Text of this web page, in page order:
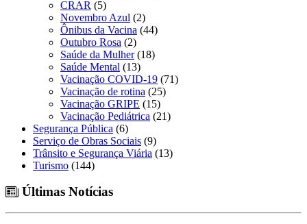
CRAR (5)
Novembro Azul (2)
Ônibus da Vacina (44)
Outubro Rosa (2)
Saúde da Mulher(18)
Saúde Mental (13)
Vacinação COVID-19 (71)
Vacinação de rotina (25)
Vacinação GRIPE (15)
Vacinação Pediátrica (21)
Segurança Pública (6)
Serviço de Obras Sociais (9)
Trânsito e Segurança Viária (13)
Turismo (144)
Últimas Notícias